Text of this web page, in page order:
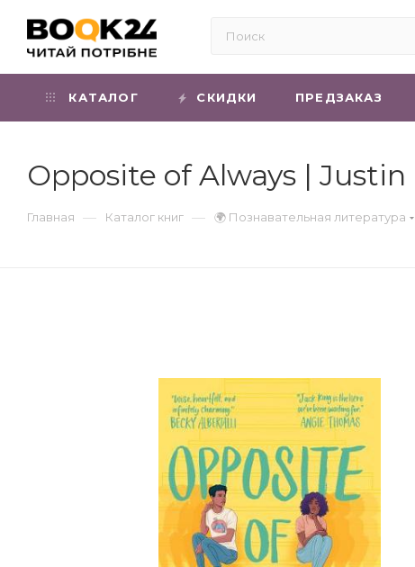
КАТАЛОГ СКИДКИ ПРЕДЗАКАЗ
Opposite of Always | Justin
Главная — Каталог книг — 🌍 Познавательная литература